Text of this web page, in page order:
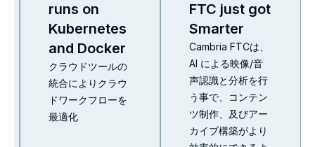
FTC just got
Smarter
Cambria FTCは、
AI による映像/音
声認識と分析を行
う事で、コンテン
ツ制作、及びアー
カイブ構築がより
runs on
Kubernetes
and Docker
クラウドツールの
統合によりクラウ
ドワークフローを
最適化